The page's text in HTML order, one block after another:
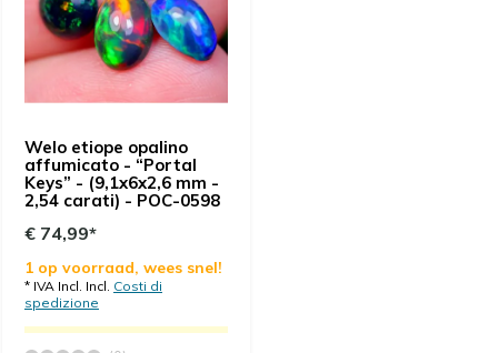
Welo etiope opalino
affumicato - “Portal
Keys” - (9,1x6x2,6 mm -
2,54 carati) - POC-0598
€ 74,99*
1 op voorraad, wees snel!
* IVA Incl. Incl. Costi di
spedizione